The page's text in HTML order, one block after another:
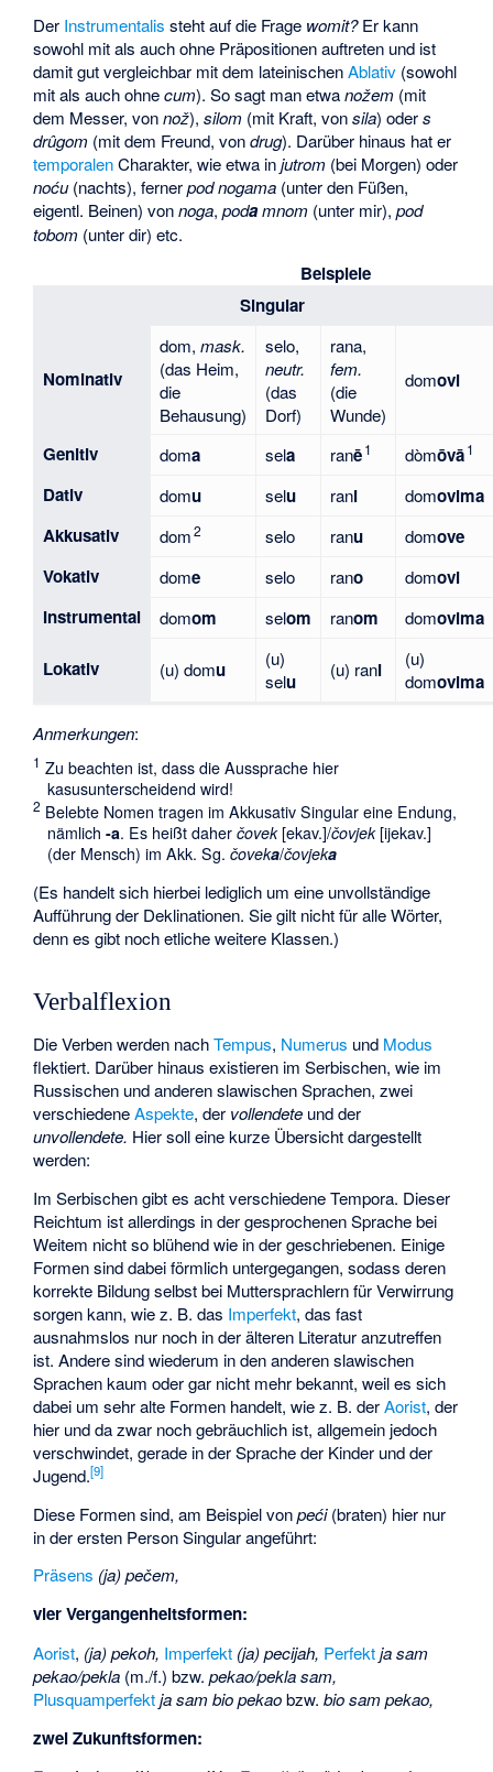
Der Instrumentalis steht auf die Frage womit?Er kann
sowohl mit als auch ohne Präpositionen auftreten und ist
damit gut vergleichbar mit dem lateinischenAblativ (sowohl
mit als auch ohnecum). So sagt man etwanožem (mit
dem Messer, vonnož),silom (mit Kraft, vonsila) oders
drûgom (mit dem Freund, vondrug). Darüber hinaus hat er
temporalenCharakter, wie etwa injutrom (bei Morgen) oder
noću(nachts), fernerpod nogama (unter den Füßen,
eigentl. Beinen) vonnoga,podamnom (unter mir),pod
tobom (unter dir) etc.
Beispiele
Singular
Nominativ
dom, mask.
(das Heim,
die
Behausung)
selo,
neutr.
(das
Dorf)
rana,
fem.
(die
Wunde)
domovi
Genitiv doma sela ranē1 dòmōvā1
Dativ domu selu rani domovima
Akkusativ
dom2 selo ranu domove
Vokativ
dome selo rano domovi
Instrumental
domom selom ranom domovima
Lokativ (u) domu
(u)
selu
(u) rani
(u)
domovima
Anmerkungen:
1 Zu beachten ist, dass die Aussprache hier
kasusunterscheidend wird!
2 Belebte Nomen tragen im Akkusativ Singular eine Endung,
nämlich-a. Es heißt daherčovek[ekav.]/čovjek[ijekav.]
(der Mensch) im Akk. Sg.čoveka/čovjeka
(Es handelt sich hierbei lediglich um eine unvollständige
Aufführung der Deklinationen. Sie gilt nicht für alle Wörter,
denn es gibt noch etliche weitere Klassen.)
Verbalflexion
Die Verben werden nachTempus, Numerus und Modus
flektiert. Darüber hinaus existieren im Serbischen, wie im
Russischen und anderen slawischen Sprachen, zwei
verschiedeneAspekte, der vollendete und der
unvollendete. Hier soll eine kurze Übersicht dargestellt
werden:
Im Serbischen gibt es acht verschiedene Tempora. Dieser
Reichtum ist allerdings in der gesprochenen Sprache bei
Weitem nicht so blühend wie in der geschriebenen. Einige
Formen sind dabei förmlich untergegangen, sodass deren
korrekte Bildung selbst bei Muttersprachlern für Verwirrung
sorgen kann, wie z. B. das Imperfekt, das fast
ausnahmslos nur noch in der älteren Literatur anzutreffen
ist. Andere sind wiederum in den anderen slawischen
Sprachen kaum oder gar nicht mehr bekannt, weil es sich
dabei um sehr alte Formen handelt, wie z. B. derAorist, der
hier und da zwar noch gebräuchlich ist, allgemein jedoch
verschwindet, gerade in der Sprache der Kinder und der
Jugend.[9]
Diese Formen sind, am Beispiel vonpeći(braten) hier nur
in der ersten Person Singular angeführt:
Präsens (ja) pečem,
vier Vergangenheitsformen:
Aorist, (ja) pekoh, Imperfekt (ja) pecijah, Perfekt ja sam
pekao/pekla (m./f.) bzw.pekao/pekla sam,
Plusquamperfekt ja sam bio pekaobzw.bio sam pekao,
zwei Zukunftsformen: